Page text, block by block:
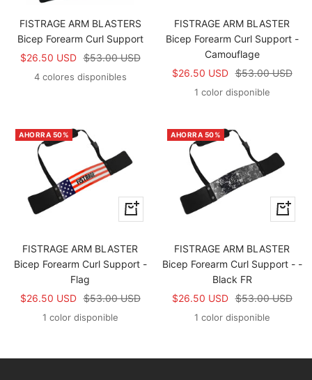
FISTRAGE ARM BLASTERS
Bicep Forearm Curl Support
Precio
$26.50 USD Precio
normal
$53.00 USD
4 colores disponibles
FISTRAGE ARM BLASTER
Bicep Forearm Curl Support -
Camouflage
Precio
$26.50 USD Precio
normal
$53.00 USD
1 color disponible
AHORRA 50%
+
Añadir
FISTRAGE ARM BLASTER
Bicep Forearm Curl Support -
Flag
Precio
$26.50 USD Precio
normal
$53.00 USD
1 color disponible
AHORRA 50%
+
Añadir
FISTRAGE ARM BLASTER
Bicep Forearm Curl Support - -
Black FR
Precio
$26.50 USD Precio
normal
$53.00 USD
1 color disponible